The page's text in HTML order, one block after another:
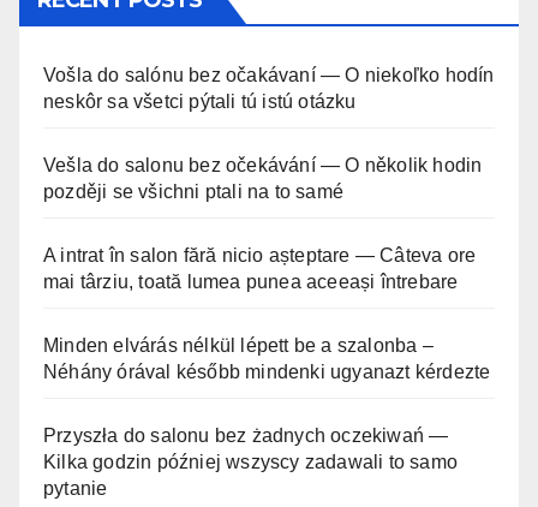
Vošla do salónu bez očakávaní — O niekoľko hodín
neskôr sa všetci pýtali tú istú otázku
Vešla do salonu bez očekávání — O několik hodin
později se všichni ptali na to samé
A intrat în salon fără nicio așteptare — Câteva ore
mai târziu, toată lumea punea aceeași întrebare
Minden elvárás nélkül lépett be a szalonba –
Néhány órával később mindenki ugyanazt kérdezte
Przyszła do salonu bez żadnych oczekiwań —
Kilka godzin później wszyscy zadawali to samo
pytanie